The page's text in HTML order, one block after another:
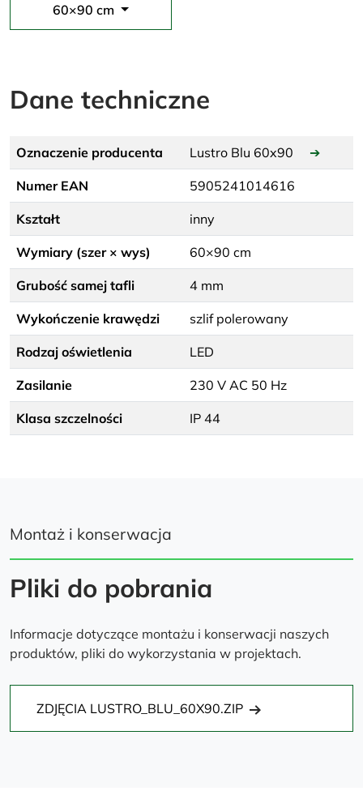
60×90 cm
Dane techniczne
Oznaczenie producenta Lustro Blu 60x90 ➔
Numer EAN 5905241014616
Kształt inny
Wymiary (szer × wys) 60×90 cm
Grubość samej tafli 4 mm
Wykończenie krawędzi szlif polerowany
Rodzaj oświetlenia LED
Zasilanie 230 V AC 50 Hz
Klasa szczelności IP 44
Montaż i konserwacja
Pliki do pobrania
Informacje dotyczące montażu i konserwacji naszych
produktów, pliki do wykorzystania w projektach.
ZDJĘCIA LUSTRO_BLU_60X90.ZIP